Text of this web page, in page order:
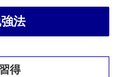
法
得